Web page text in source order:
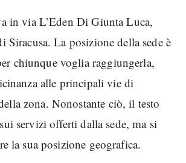
in via L’Eden Di Giunta Luca,
Siracusa. La posizione della sede è
chiunque voglia raggiungerla,
alle principali vie di
zona. Nonostante ciò, il testo
servizi offerti dalla sede, ma si
la sua posizione geografica.